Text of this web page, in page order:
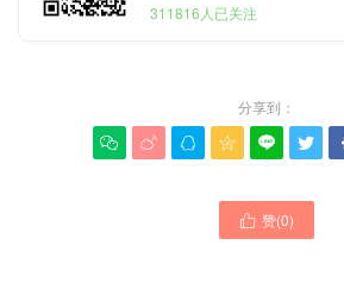
311816人已关注
分享到：
     
 赞(0)